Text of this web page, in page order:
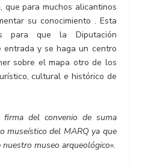
que para muchos alicantinos
su conocimiento . Esta
para que la Diputación
entrada y se haga un centro
sobre el mapa otro de los
cultural e histórico de
firma del convenio de suma
museístico del MARQ ya que
museo arqueológico».